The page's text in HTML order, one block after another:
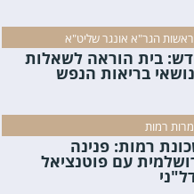
הגר"א אונגר שליט"א
בית הוראה לשאלות
בריאות הנפש
רמות
רמות: פנינה
עם פוטנציאל